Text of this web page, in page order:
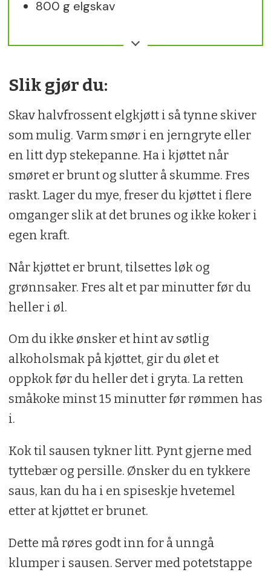
800 g elgskav
2 ss smør
1 ss hvetemel for tykk saus
1⁄2 løk
1 liten purre, eller 2 vårløk
200 g hvite og røde røtter (gulrot,
selleri, persillerot, pastinakk, kålrot)
rosmarin og noen laurbærblad)
1⁄2 flaske (0,33 l) mørkt øl 1 dl
Tyttebær, salt og pepper
Slik gjør du:
Skav halvfrossent elgkjøtt i så tynne skiver
som mulig. Varm smør i en jerngryte eller
en litt dyp stekepanne. Ha i kjøttet når
smøret er brunt og slutter å skumme. Fres
raskt. Lager du mye, freser du kjøttet i flere
omganger slik at det brunes og ikke koker i
egen kraft.
Når kjøttet er brunt, tilsettes løk og
grønnsaker. Fres alt et par minutter før du
heller i øl.
Om du ikke ønsker et hint av søtlig
alkoholsmak på kjøttet, gir du ølet et
oppkok før du heller det i gryta. La retten
småkoke minst 15 minutter før rømmen has
i.
Kok til sausen tykner litt. Pynt gjerne med
tyttebær og persille. Ønsker du en tykkere
saus, kan du ha i en spiseskje hvetemel
etter at kjøttet er brunet.
Dette må røres godt inn for å unngå
klumper i sausen. Server med potetstappe